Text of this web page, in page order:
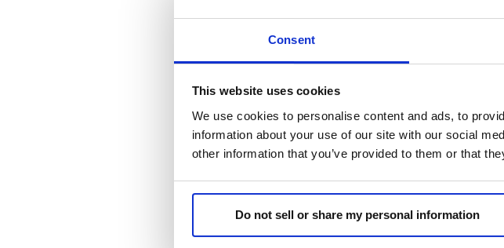
Consent
This website uses cookies
We use cookies to personalise content and ads, to
information about your use of our site with our social
other information that you’ve provided to them or that
Do not sell or share my personal information
Fai in modo che le tue riunioni siano importanti!
DB3Talk: Ridefinire eleganza e funzionalità